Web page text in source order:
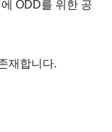
ODD를 위한 공
재합니다.